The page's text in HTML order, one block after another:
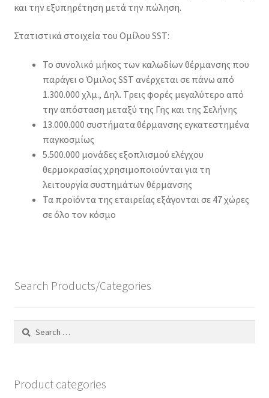
και την εξυπηρέτηση μετά την πώληση.
Στατιστικά στοιχεία του Ομίλου SST:
Το συνολικό μήκος των καλωδίων θέρμανσης που
παράγει ο Όμιλος SST ανέρχεται σε πάνω από
1.300.000 χλμ., Δηλ. Τρεις φορές μεγαλύτερο από
την απόσταση μεταξύ της Γης και της Σελήνης
13.000.000 συστήματα θέρμανσης εγκατεστημένα
παγκοσμίως
5.500.000 μονάδες εξοπλισμού ελέγχου
θερμοκρασίας χρησιμοποιούνται για τη
λειτουργία συστημάτων θέρμανσης
Τα προϊόντα της εταιρείας εξάγονται σε 47 χώρες
σε όλο τον κόσμο
Search Products/Categories
Search
Product categories